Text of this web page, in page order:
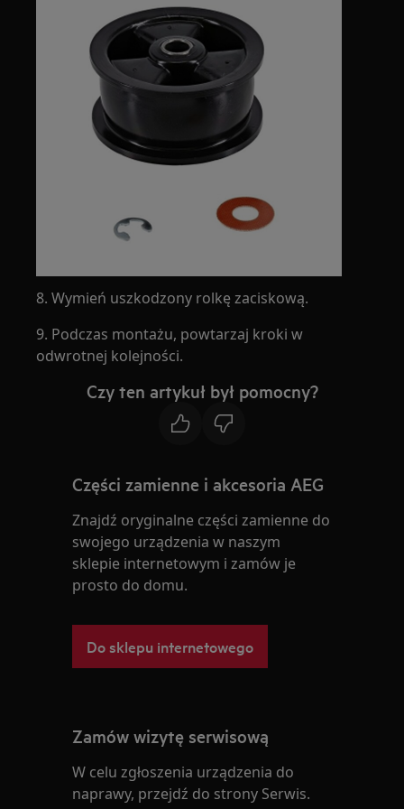
8. Wymień uszkodzony rolkę zaciskową.
9. Podczas montażu, powtarzaj kroki w
odwrotnej kolejności.
Czy ten artykuł był pomocny?
Części zamienne i akcesoria AEG
Znajdź oryginalne części zamienne do
swojego urządzenia w naszym
sklepie internetowym i zamów je
prosto do domu.
Do sklepu internetowego
Zamów wizytę serwisową
W celu zgłoszenia urządzenia do
naprawy, przejdź do strony Serwis.